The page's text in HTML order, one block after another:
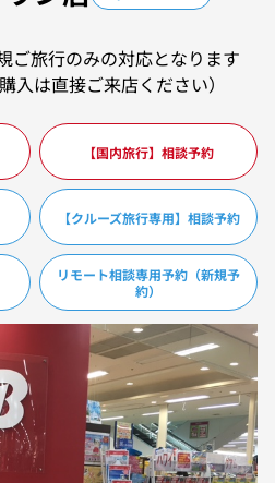
ご旅行のみの対応となります
入は直接ご来店ください）
【国内旅行】相談予約
【クルーズ旅行専用】相談予約
リモート相談専用予約（新規予
約）